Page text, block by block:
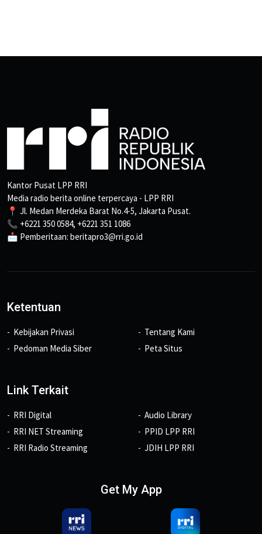
Kantor Pusat LPP RRI
Media radio berita online terpercaya - LPP RRI
📍 Jl. Medan Merdeka Barat No.4-5, Jakarta Pusat.
📞 +6221 350 0584, +6221 351 1086
📩 Pemberitaan: beritapro3@rri.go.id
Ketentuan
Kebijakan Privasi
Pedoman Media Siber
Tentang Kami
Peta Situs
Link Terkait
RRI Digital
RRI NET Streaming
RRI Radio Streaming
Audio Library
PPID LPP RRI
JDIH LPP RRI
Get My App